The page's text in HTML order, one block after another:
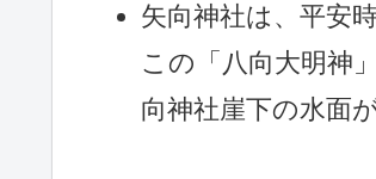
矢向神社は、平安
この「八向大明神
向神社崖下の水面